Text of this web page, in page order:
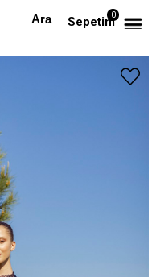
Sepetim0
Tasarım Elbise